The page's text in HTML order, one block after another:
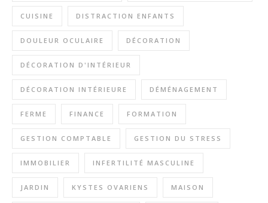
CUISINE DISTRACTION ENFANTS
DOULEUR OCULAIRE DÉCORATION
DÉCORATION D'INTÉRIEUR
DÉCORATION INTÉRIEURE DÉMÉNAGEMENT
FERME FINANCE FORMATION
GESTION COMPTABLE GESTION DU STRESS
IMMOBILIER INFERTILITÉ MASCULINE
JARDIN KYSTES OVARIENS MAISON